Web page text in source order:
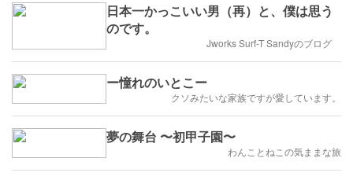
日本一かっこいい男（再）と、僕は思う
のです。
Jworks Surf-T Sandyのブログ
ー憧れのいとこー
クソみたいな家族ですが愛しています。
夢の舞台 〜初甲子園〜
わんことねこの気ままな旅